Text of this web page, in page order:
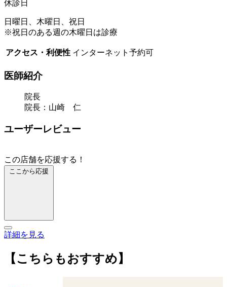
休診日
日曜日、木曜日、祝日
※祝日のある週の木曜日は診療
アクセス・利便性 インターネット予約可
医師紹介
院長
院長：山崎 仁
ユーザーレビュー
この店舗を応援する！
ここから応援
詳細を見る
【こちらもおすすめ】